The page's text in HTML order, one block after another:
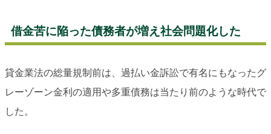
借金苦に陥った債務者が増え社会問題化した
貸金業法の総量規制前は、過払い金訴訟で有名にもなったグ
レーゾーン金利の適用や多重債務は当たり前のような時代で
した。